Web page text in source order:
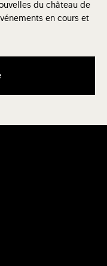
du château de
en cours et